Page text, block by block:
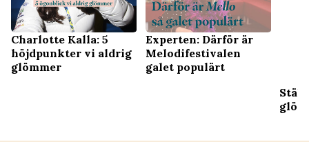
Charlotte Kalla: 5
höjdpunkter vi aldrig
glömmer
Experten: Därför är
Melodifestivalen
galet populärt